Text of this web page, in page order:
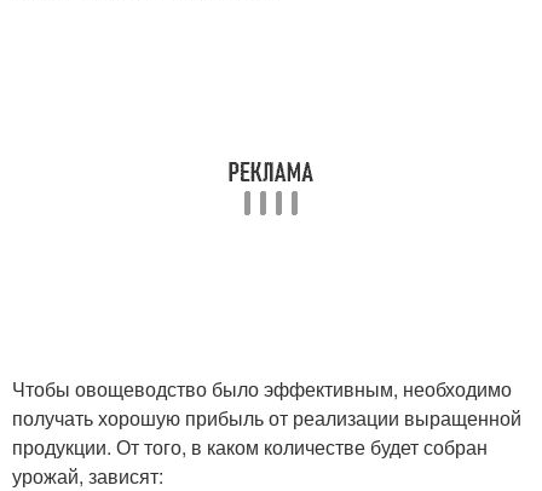
Чтобы овощеводство было эффективным, необходимо
получать хорошую прибыль от реализации выращенной
продукции. От того, в каком количестве будет собран
урожай, зависят: